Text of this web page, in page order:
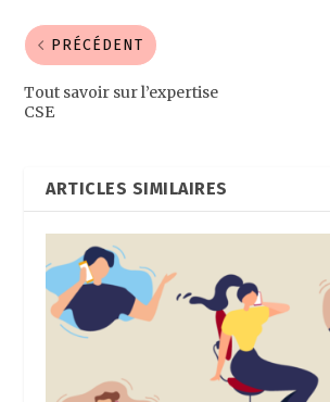
PRÉCÉDENT
Tout savoir sur l’expertise
CSE
ARTICLES SIMILAIRES